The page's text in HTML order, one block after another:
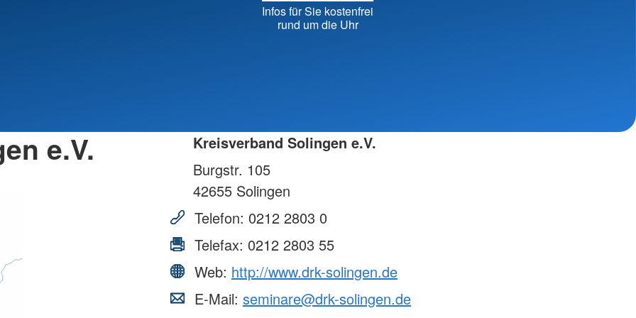
Infos für Sie kostenfrei
rund um die Uhr
e.V.
Kreisverband Solingen e.V.
Burgstr. 105
42655 Solingen
Telefon: 0212 2803 0
Telefax: 0212 2803 55
Web: http://www.drk-solingen.de
E-Mail: seminare@drk-solingen.de